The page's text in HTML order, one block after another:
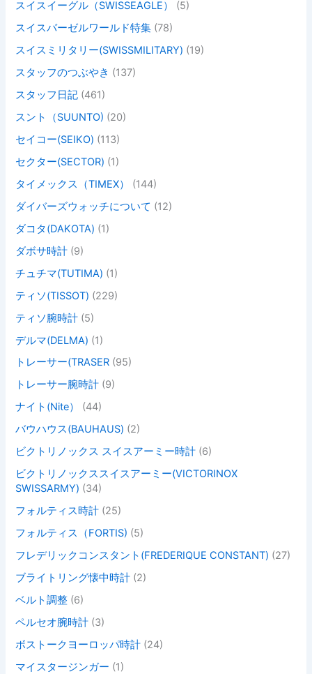
スイスイーグル（SWISSEAGLE）
(5)
スイスバーゼルワールド特集 (78)
スイスミリタリー(SWISSMILITARY) (19)
スタッフのつぶやき (137)
スタッフ日記 (461)
スント（SUUNTO) (20)
セイコー(SEIKO) (113)
セクター(SECTOR) (1)
タイメックス（TIMEX）
(144)
ダイバーズウォッチについて (12)
ダコタ(DAKOTA) (1)
ダボサ時計 (9)
チュチマ(TUTIMA) (1)
ティソ(TISSOT) (229)
ティソ腕時計 (5)
デルマ(DELMA) (1)
トレーサー(TRASER (95)
トレーサー腕時計 (9)
ナイト(Nite）
(44)
バウハウス(BAUHAUS) (2)
ビクトリノックス スイスアーミー時計 (6)
ビクトリノックススイスアーミー(VICTORINOX
SWISSARMY) (34)
フォルティス時計 (25)
フォルティス（FORTIS) (5)
フレデリックコンスタント(FREDERIQUE CONSTANT) (27)
ブライトリング懐中時計 (2)
ベルト調整 (6)
ペルセオ腕時計 (3)
ボストークヨーロッパ時計 (24)
マイスタージンガー (1)